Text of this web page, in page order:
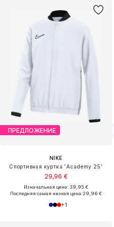
ПРЕДЛОЖЕНИЕ
NIKE
Спортивная куртка 'Academy 25'
29,96 €
Изначальная цена: 39,95 €
Последняя самая низкая цена:29,96 €
+1